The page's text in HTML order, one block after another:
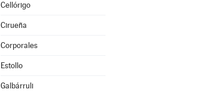
Cellórigo
Cirueña
Corporales
Estollo
Galbárruli